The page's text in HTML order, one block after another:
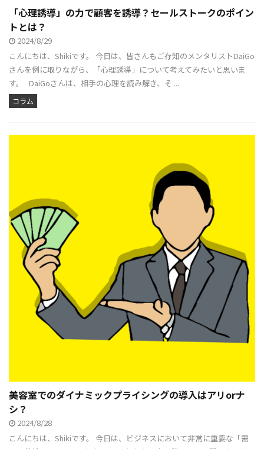
「心理誘導」の力で顧客を誘導？セールストークのポイン
トとは？
2024/8/29
こんにちは、Shikiです。 今日は、皆さんもご存知のメンタリストDaiGo
さんを例に取りながら、「心理誘導」について考えてみたいと思いま
す。 DaiGoさんは、相手の心理を読み解き、そ ...
コラム
美容室でのダイナミックプライシングの導入はアリorナ
シ？
2024/8/28
こんにちは、Shikiです。 今日は、ビジネスにおいて非常に重要な「需